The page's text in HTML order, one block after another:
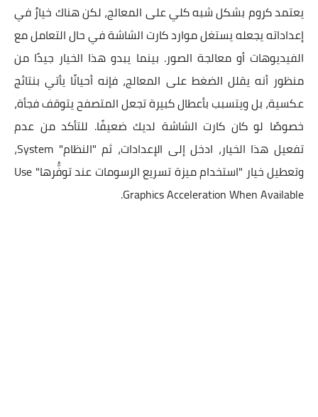
يعتمد كروم بشكل شبه كلي على المعالج، لكن هناك خيارٌ في
إعداداته يجعله يستغل موارد كارت الشاشة في حال التعامل مع
الفيديوهات أو معالجة الصور. بينما يبدو هذا الخيار جيدًا من
منظور أنه يقلل الضغط على المعالج، فإنه أحيانًا يأتي بنتائج
عكسية، بل ويتسبب بأعطال كبيرة تجعل المتصفح يتوقف فجأة،
خصوصًا لو كان كارت الشاشة لديك ضعيفًا. للتأكد من عدم
تفعيل هذا الخيار، ادخل إلى الإعدادات، ثم "النظام" System،
وتعطيل خيار "استخدام ميزة تسريع الرسومات عند توفُّرها" Use
Graphics Acceleration When Available.